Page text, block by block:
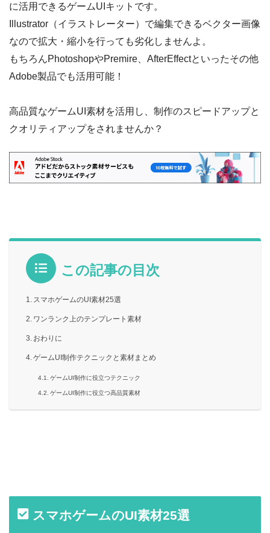
に活用できるゲームUIキットです。
Illustrator（イラストレーター）で編集できるベクター画像
なので拡大・縮小を行っても劣化しませんよ。
もちろんPhotoshopやPremire、AfterEffectといったその他
Adobe製品でも活用可能！
高品質なゲームUI素材を活用し、制作のスピードアップと
クオリティアップをされませんか？
この記事の目次
スマホゲームのUI素材25選
ワンランク上のテンプレート素材
おわりに
ゲームUI制作テクニックと素材まとめ
ゲームUI制作に役立つテクニック
ゲームUI制作に役立つ高品質素材
スマホゲームのUI素材25選